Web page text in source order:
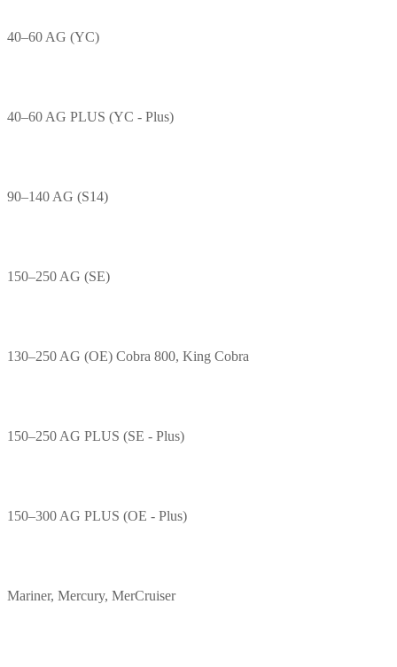
40–60 AG (YC)
40–60 AG PLUS (YC - Plus)
90–140 AG (S14)
150–250 AG (SE)
130–250 AG (OE) Cobra 800, King Cobra
150–250 AG PLUS (SE - Plus)
150–300 AG PLUS (OE - Plus)
Mariner, Mercury, MerCruiser